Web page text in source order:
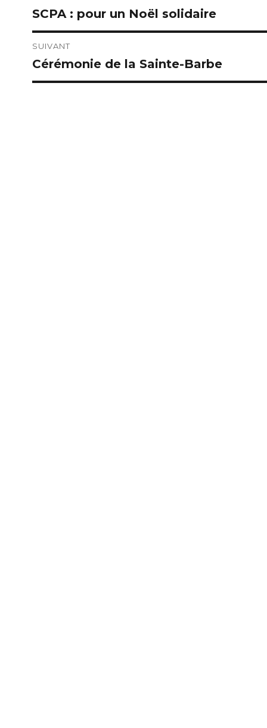
de
l’article
Publication
précédente :
SCPA : pour un Noël solidaire
SUIVANT
Publication
suivante :
Cérémonie de la Sainte-Barbe